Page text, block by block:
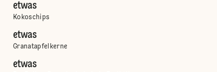
etwas
Kokoschips
etwas
Granatapfelkerne
etwas